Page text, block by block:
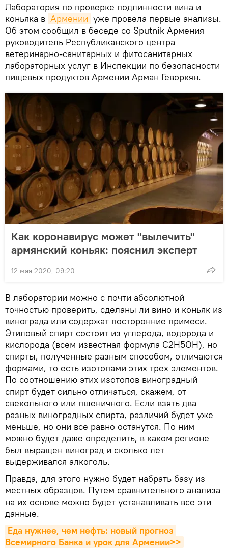
Лаборатория по проверке подлинности вина и
коньяка в Армении уже провела первые анализы.
Об этом сообщил в беседе со Sputnik Армения
руководитель Республиканского центра
ветеринарно-санитарных и фитосанитарных
лабораторных услуг в Инспекции по безопасности
пищевых продуктов Армении Арман Геворкян.
Как коронавирус может "вылечить"
армянский коньяк: пояснил эксперт
12 мая 2020, 09:20
В лаборатории можно с почти абсолютной
точностью проверить, сделаны ли вино и коньяк из
винограда или содержат посторонние примеси.
Этиловый спирт состоит из углерода, водорода и
кислорода (всем известная формула C2H5OH), но
спирты, полученные разным способом, отличаются
формами, то есть изотопами этих трех элементов.
По соотношению этих изотопов виноградный
спирт будет сильно отличаться, скажем, от
свекольного или пшеничного. Если взять два
разных виноградных спирта, различий будет уже
меньше, но они все равно останутся. По ним
можно будет даже определить, в каком регионе
был выращен виноград и сколько лет
выдерживался алкоголь.
Правда, для этого нужно будет набрать базу из
местных образцов. Путем сравнительного анализа
на их основе можно будет устанавливать все эти
данные.
Еда нужнее, чем нефть: новый прогноз
Всемирного Банка и урок для Армении>>